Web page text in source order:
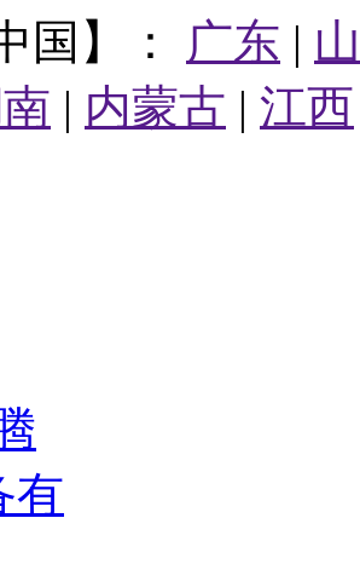
国】： 广东 |
| 内蒙古 | 江西